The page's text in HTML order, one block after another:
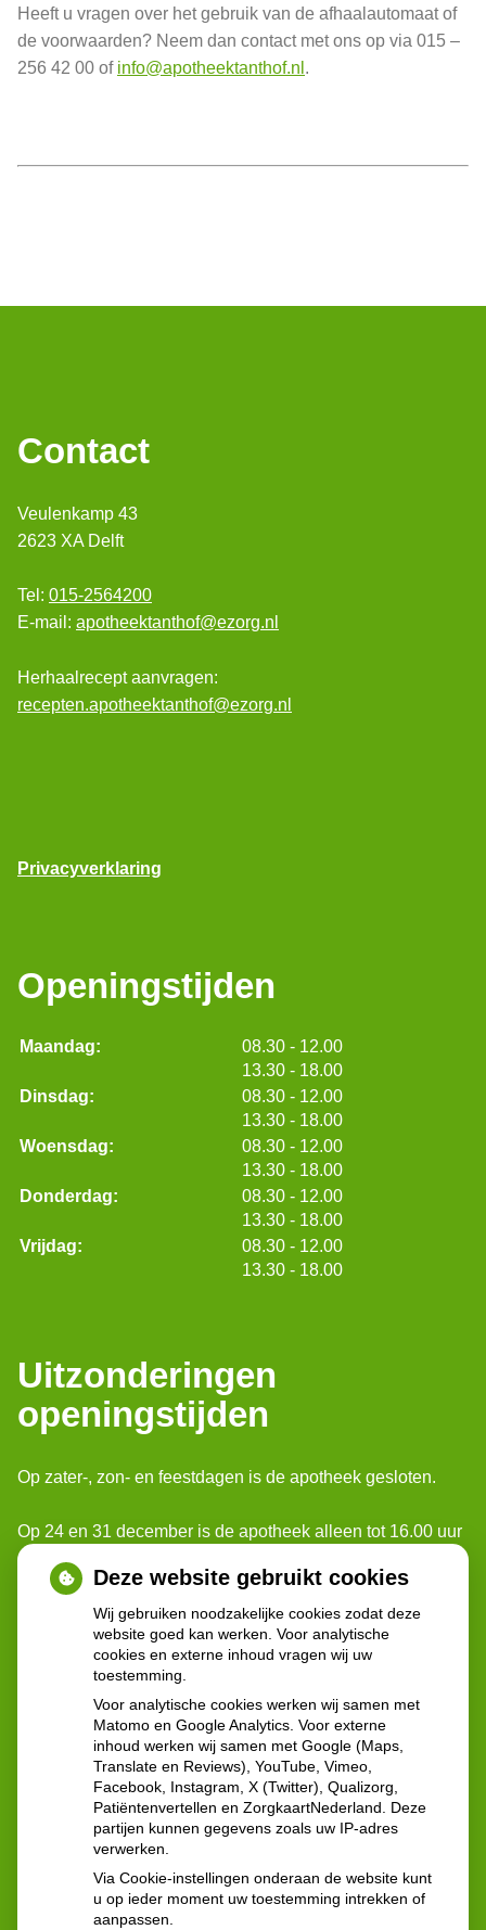
Heeft u vragen over het gebruik van de afhaalautomaat of
de voorwaarden? Neem dan contact met ons op via 015 –
256 42 00 of info@apotheektanthof.nl .
Contact
Veulenkamp 43
2623 XA Delft
Tel: 015-2564200
E-mail: apotheektanthof@ezorg.nl
Herhaalrecept aanvragen:
recepten.apotheektanthof@ezorg.nl
Privacyverklaring
Openingstijden
Maandag: 08.30 tot
- 12.00
13.30 tot
- 18.00
Dinsdag:
08.30 tot
- 12.00
13.30 tot
- 18.00
Woensdag:
08.30 tot
- 12.00
13.30 tot
- 18.00
Donderdag:
08.30 tot
- 12.00
13.30 tot
- 18.00
Vrijdag:
08.30 tot
- 12.00
13.30 tot
- 18.00
Uitzonderingen
openingstijden
Op zater-, zon- en feestdagen is de apotheek gesloten.
Op 24 en 31 december is de apotheek alleen tot 16.00 uur
geopend.
Voor spoedgevallen buiten onze openingstijden, kunt u
terecht bij: Poli-apotheek Reinier de Graaf.
Ze zijn geopend: 24 uur per dag 7 dagen per week
Contactgegevens:
Reinier de Graafweg 5
2625 AD Delft
015 - 212 57 60
Deze website gebruikt cookies
Wij gebruiken noodzakelijke cookies zodat deze
website goed kan werken. Voor analytische
cookies en externe inhoud vragen wij uw
toestemming.
Voor analytische cookies werken wij samen met
Matomo en Google Analytics. Voor externe
inhoud werken wij samen met Google (Maps,
Translate en Reviews), YouTube, Vimeo,
Facebook, Instagram, X (Twitter), Qualizorg,
Patiëntenvertellen en ZorgkaartNederland. Deze
partijen kunnen gegevens zoals uw IP-adres
verwerken.
Via Cookie-instellingen onderaan de website kunt
u op ieder moment uw toestemming intrekken of
aanpassen.